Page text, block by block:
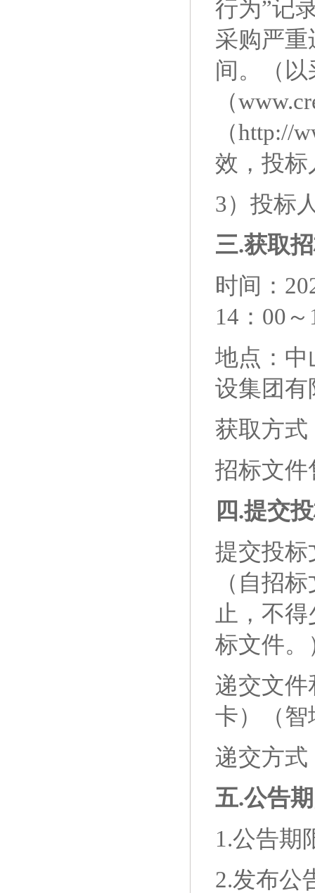
行为”记
采购严重
间。（
（
（http://
效，投标
3） 投标
三.获取
时间：
14：00
地点： 中
设集团有
获取方式
招标文件
四.提交
提交投标
（自招
止，不
标文件。
递交文件
卡）
（智
递交方式
五.公告
1.公告期
2.发布公